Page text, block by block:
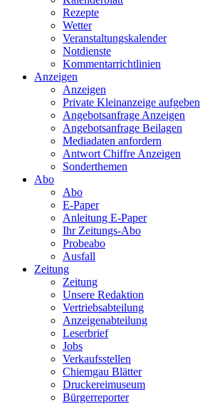
Rezepte
Wetter
Veranstaltungskalender
Notdienste
Kommentarrichtlinien
Anzeigen
Anzeigen
Private Kleinanzeige aufgeben
Angebotsanfrage Anzeigen
Angebotsanfrage Beilagen
Mediadaten anfordern
Antwort Chiffre Anzeigen
Sonderthemen
Abo
Abo
E-Paper
Anleitung E-Paper
Ihr Zeitungs-Abo
Probeabo
Ausfall
Zeitung
Zeitung
Unsere Redaktion
Vertriebsabteilung
Anzeigenabteilung
Leserbrief
Jobs
Verkaufsstellen
Chiemgau Blätter
Druckereimuseum
Bürgerreporter